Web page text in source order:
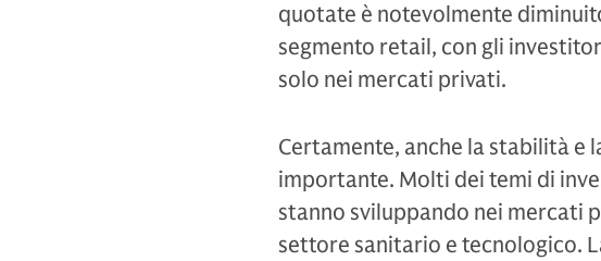
quotate è notevolmente
segmento retail, con gli
solo nei mercati privati.
Certamente, anche la stabilità e
importante. Molti dei temi di
stanno sviluppando nei mercati
settore sanitario e tecnologico.